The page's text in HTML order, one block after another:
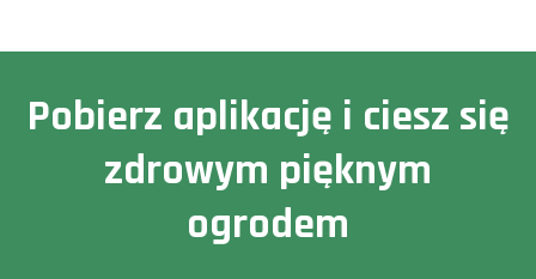
Pobierz aplikację i ciesz się
zdrowym pięknym
ogrodem